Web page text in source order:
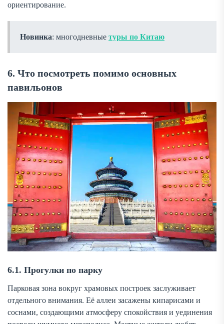
ориентирование.
Новинка: многодневные туры по Китаю
6. Что посмотреть помимо основных
павильонов
6.1. Прогулки по парку
Парковая зона вокруг храмовых построек заслуживает
отдельного внимания. Её аллеи засажены кипарисами и
соснами, создающими атмосферу спокойствия и уединения